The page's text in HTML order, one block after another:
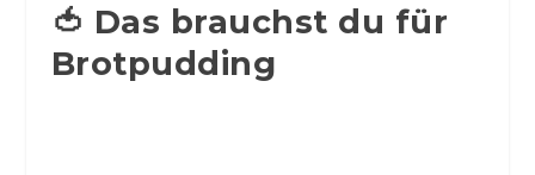
🍅 Das brauchst du für
Brotpudding